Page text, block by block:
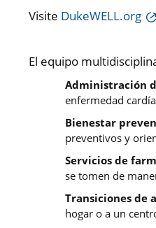
Visite DukeWELL.org
El equipo
Administración
enfermedad
Bienestar
preventivos y
Servicios de
se tomen de
Transiciones de
hogar o a un